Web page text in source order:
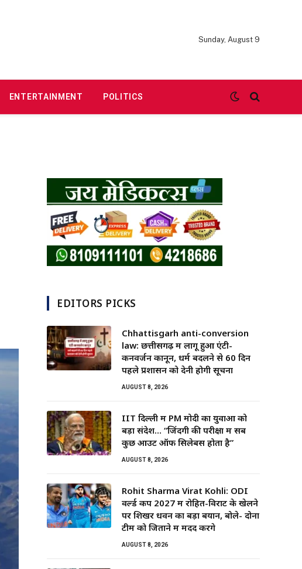
Sunday, August 9
ENTERTAINMENT POLITICS
EDITORS PICKS
Chhattisgarh anti-conversion
law: छत्तीसगढ़ में लागू हुआ एंटी-
कनवर्जन कानून, धर्म बदलने से 60 दिन
पहले प्रशासन को देनी होगी सूचना
AUGUST 8, 2026
IIT दिल्ली में PM मोदी का युवाओं को
बड़ा संदेश… “जिंदगी की परीक्षा में सब
कुछ आउट ऑफ सिलेबस होता है”
AUGUST 8, 2026
Rohit Sharma Virat Kohli: ODI
वर्ल्ड कप 2027 में रोहित-विराट के खेलने
पर शिखर धवन का बड़ा बयान, बोले- दोनों
टीम को जिताने में मदद करेंगे
AUGUST 8, 2026